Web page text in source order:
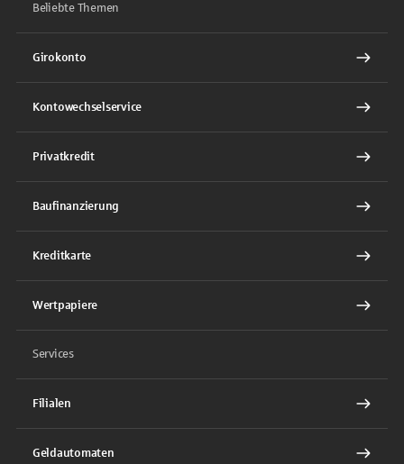
Beliebte Themen
Girokonto
Kontowechselservice
Privatkredit
Baufinanzierung
Kreditkarte
Wertpapiere
Services
Filialen
Geldautomaten